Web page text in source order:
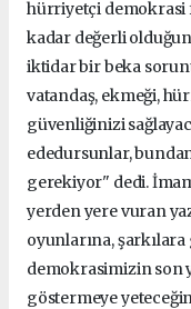
hürriyetçi demokrasi
kadar değerli
iktidar bir beka
vatandaş, ekmeği,
güvenliğinizi
ededursunlar,
gerekiyor" dedi.
yerden yere vuran
oyunlarına,
demokrasimizin son
göstermeye